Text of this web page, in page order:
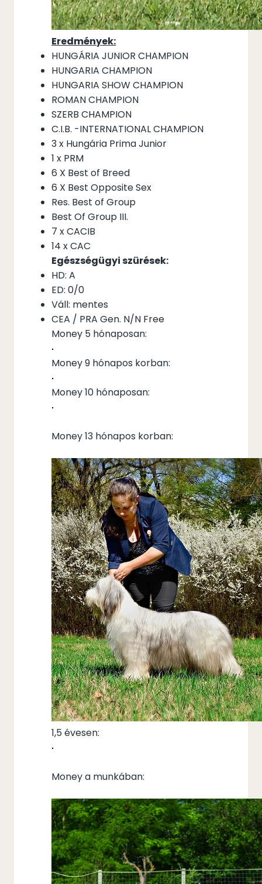
Eredmények:
HUNGÁRIA JUNIOR CHAMPION
HUNGARIA CHAMPION
HUNGARIA SHOW CHAMPION
ROMAN CHAMPION
SZERB CHAMPION
C.I.B. -INTERNATIONAL CHAMPION
3 x Hungária Prima Junior
1 x PRM
6 X Best of Breed
6 X Best Opposite Sex
Res. Best of Group
Best Of Group III.
7 x CACIB
14 x CAC
Egészségügyi szürések:
HD: A
ED: 0/0
Váll: mentes
CEA / PRA Gen. N/N Free
Money 5 hónaposan:
Money 9 hónapos korban:
Money 10 hónaposan:
Money 13 hónapos korban:
1,5 évesen:
Money a munkában: